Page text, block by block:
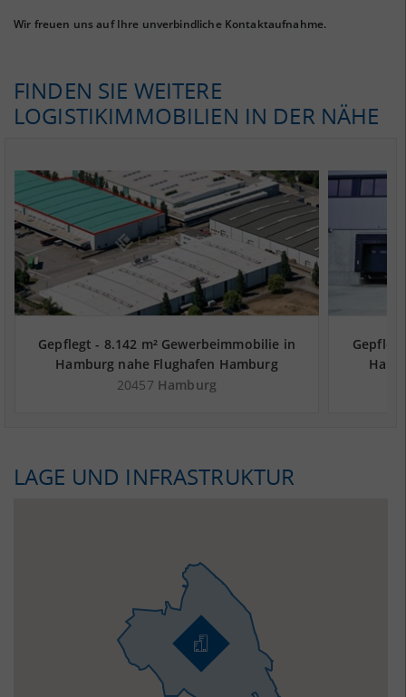
Wir freuen uns auf Ihre unverbindliche Kontaktaufnahme.
FINDEN SIE WEITERE
LOGISTIKIMMOBILIEN IN DER NÄHE
Gepflegt - 8.142 m² Gewerbeimmobilie in
Hamburg nahe Flughafen Hamburg
20457 Hamburg
LAGE UND INFRASTRUKTUR